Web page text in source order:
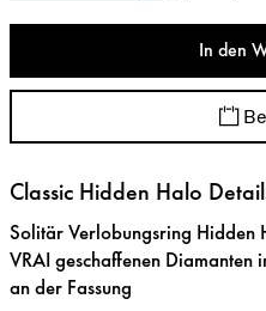
In den
Classic Hidden Halo
Solitär Verlobungsring Hidden
VRAI geschaffenen
an der Fassung